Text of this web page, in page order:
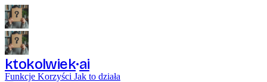
ktokolwiek ai
Funkcje Korzyści Jak to działa